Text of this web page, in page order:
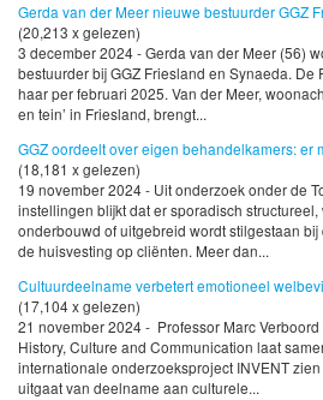
Gerda van der Meer nieuwe bestuurder GGZ
(20,213 x gelezen)
3 december 2024 - Gerda van der Meer (56)
bestuurder bij GGZ Friesland en Synaeda. De
haar per februari 2025. Van der Meer,
en tein’ in Friesland, brengt...
GGZ oordeelt over eigen behandelkamers: er
(18,181 x gelezen)
19 november 2024 - Uit onderzoek onder de
instellingen blijkt dat er sporadisch
onderbouwd of uitgebreid wordt stilgestaan
de huisvesting op cliënten. Meer dan...
Cultuurdeelname verbetert emotioneel
(17,104 x gelezen)
21 november 2024 - Professor Marc
History, Culture and Communication laat
internationale onderzoeksproject INVENT
uitgaat van deelname aan culturele...